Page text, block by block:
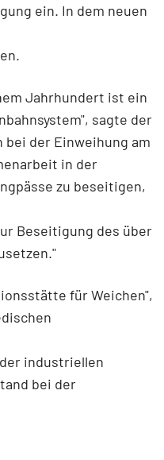
ein. In dem neuen
Jahrhundert ist ein
sagte der
der Einweihung am
in der
zu beseitigen,
Beseitigung des über
für Weichen",
industriellen
bei der